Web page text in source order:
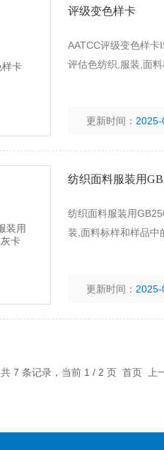
评级变色样卡
AATCC评级变色样卡
评估色纺织,服装,面
更新时间：
纺织面料服装用
纺织面料服装用
装,面料标样和样品中
更新时间：
共 7 条记录，当前 1 / 2 页 首页 上